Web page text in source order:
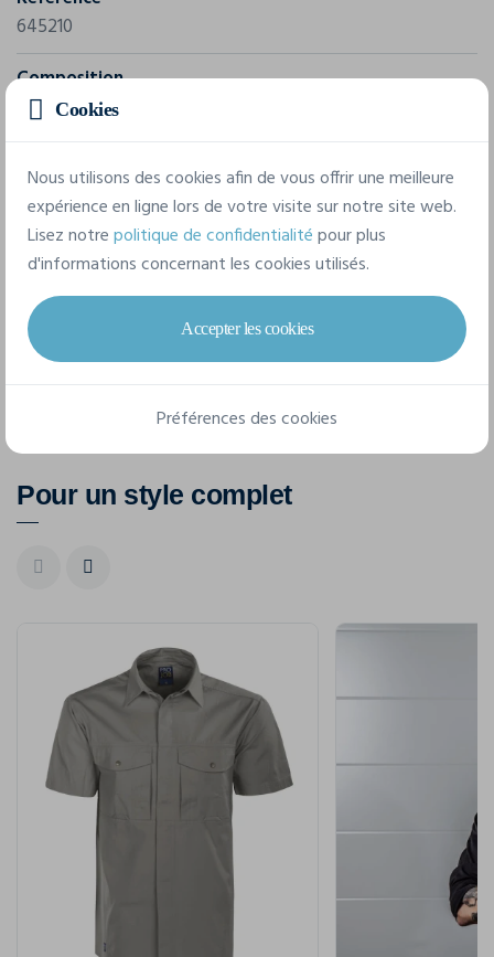
645210
Composition
100% coton
7 tailles disponibles
XS S M L XL
Pour un style complet
Cookies
Nous utilisons des cookies afin de vous offrir une meilleure
expérience en ligne lors de votre visite sur notre site web.
Lisez notrepolitique de confidentialitépour plus
d'informations concernant les cookies utilisés.
Accepter les cookies
Préférences des cookies